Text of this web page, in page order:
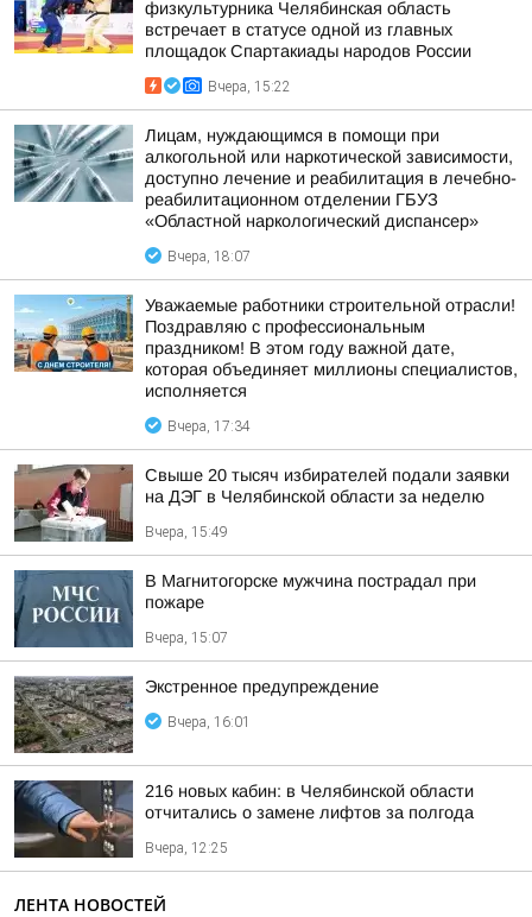
физкультурника Челябинская область
встречает в статусе одной из главных
площадок Спартакиады народов России
Вчера, 15:22
Лицам, нуждающимся в помощи при
алкогольной или наркотической зависимости,
доступно лечение и реабилитация в лечебно-
реабилитационном отделении ГБУЗ
«Областной наркологический диспансер»
Вчера, 18:07
Уважаемые работники строительной отрасли!
Поздравляю с профессиональным
праздником! В этом году важной дате,
которая объединяет миллионы специалистов,
исполняется
Вчера, 17:34
Свыше 20 тысяч избирателей подали заявки
на ДЭГ в Челябинской области за неделю
Вчера, 15:49
В Магнитогорске мужчина пострадал при
пожаре
Вчера, 15:07
Экстренное предупреждение
Вчера, 16:01
216 новых кабин: в Челябинской области
отчитались о замене лифтов за полгода
Вчера, 12:25
ЛЕНТА НОВОСТЕЙ